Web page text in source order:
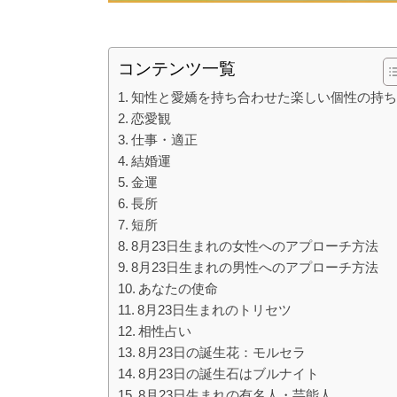
コンテンツ一覧
知性と愛嬌を持ち合わせた楽しい個性の持
恋愛観
仕事・適正
結婚運
金運
長所
短所
8月23日生まれの女性へのアプローチ方法
8月23日生まれの男性へのアプローチ方法
あなたの使命
8月23日生まれのトリセツ
相性占い
8月23日の誕生花：モルセラ
8月23日の誕生石はブルナイト